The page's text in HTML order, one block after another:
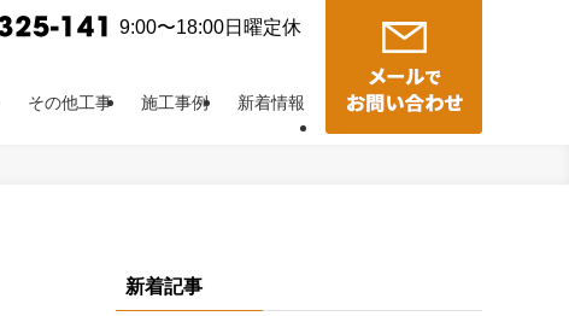
9:00〜18:00日曜定休
その他工事 施工事例 新着情報
新着記事